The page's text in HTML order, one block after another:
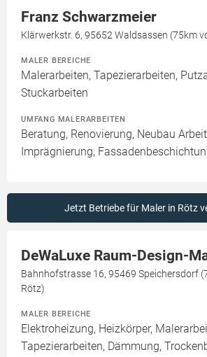
Franz Schwarzmeier
Klärwerkstr. 6, 95652 Waldsassen (75km
MALER BEREICHE
Malerarbeiten, Tapezierarbeiten,
Stuckarbeiten
UMFANG MALERARBEITEN
Beratung, Renovierung, Neubau
Imprägnierung,
Jetzt Betriebe für Maler in Rötz
DeWaLuxe Raum-Design-
Bahnhofstrasse 16, 95469 Speichersdorf
Rötz)
MALER BEREICHE
Elektroheizung, Heizkörper,
Tapezierarbeiten, Dämmung,